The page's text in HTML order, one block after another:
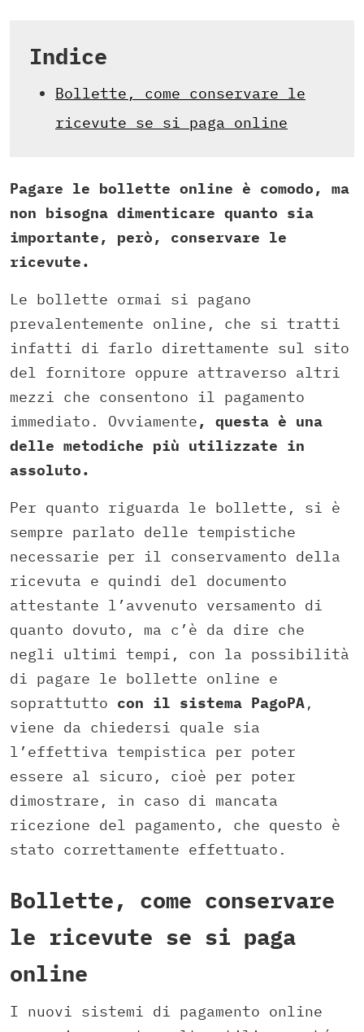
Indice
Bollette, come conservare le
ricevute se si paga online
Pagare le bollette online è comodo, ma
non bisogna dimenticare quanto sia
importante, però, conservare le
ricevute.
Le bollette ormai si pagano
prevalentemente online, che si tratti
infatti di farlo direttamente sul sito
del fornitore oppure attraverso altri
mezzi che consentono il pagamento
immediato. Ovviamente, questa è una
delle metodiche più utilizzate in
assoluto.
Per quanto riguarda le bollette, si è
sempre parlato delle tempistiche
necessarie per il conservamento della
ricevuta e quindi del documento
attestante l’avvenuto versamento di
quanto dovuto, ma c’è da dire che
negli ultimi tempi, con la possibilità
di pagare le bollette online e
soprattutto con il sistema PagoPA,
viene da chiedersi quale sia
l’effettiva tempistica per poter
essere al sicuro, cioè per poter
dimostrare, in caso di mancata
ricezione del pagamento, che questo è
stato correttamente effettuato.
Bollette, come conservare
le ricevute se si paga
online
I nuovi sistemi di pagamento online